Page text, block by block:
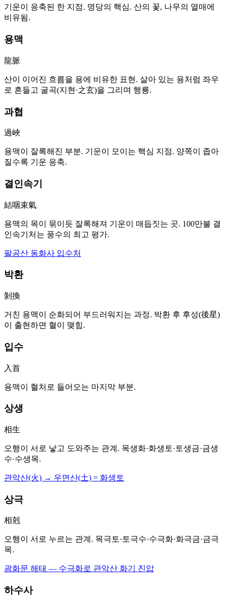
기운이 응축된 한 지점. 명당의 핵심. 산의 꽃, 나무의 열매에
비유됨.
용맥
龍脈
산이 이어진 흐름을 용에 비유한 표현. 살아 있는 용처럼 좌우
로 흔들고 굴곡(지현·之玄)을 그리며 행룡.
과협
過峽
용맥이 잘록해진 부분. 기운이 모이는 핵심 지점. 양쪽이 좁아
질수록 기운 응축.
결인속기
結咽束氣
용맥의 목이 묶이듯 잘록해져 기운이 매듭짓는 곳. 100만불 결
인속기처는 풍수의 최고 평가.
팔공산 동화사 입수처
박환
剝換
거친 용맥이 순화되어 부드러워지는 과정. 박환 후 후성(後星)
이 출현하면 혈이 맺힘.
입수
入首
용맥이 혈처로 들어오는 마지막 부분.
상생
相生
오행이 서로 낳고 도와주는 관계. 목생화·화생토·토생금·금생
수·수생목.
관악산(火) → 우면산(土) = 화생토
상극
相剋
오행이 서로 누르는 관계. 목극토·토극수·수극화·화극금·금극
목.
광화문 해태 — 수극화로 관악산 화기 진압
하수사